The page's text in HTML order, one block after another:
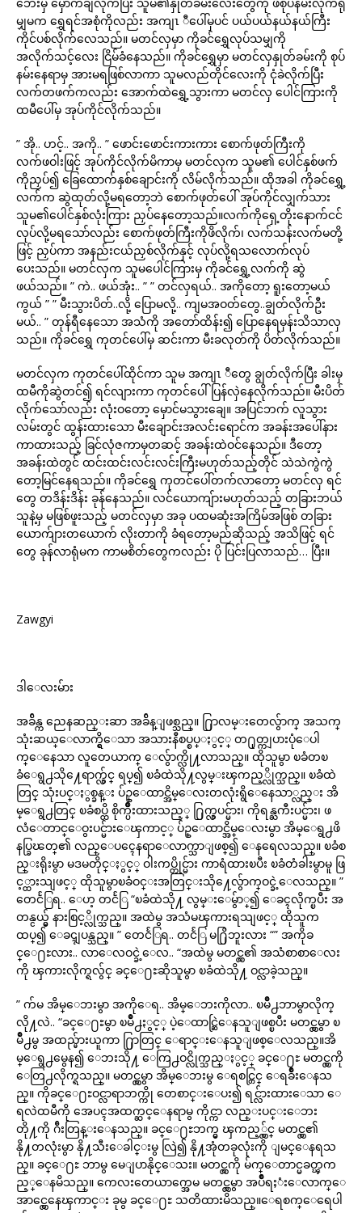
မျှမက ရွှေရင်အစုံကိုလည်း အကျၤ ီပေါ်မှပင် ပယ်ပယ်နယ်နယ်ကြီး
ကိုင်ပစ်လိုက်လေသည်။ မတင်လှမှာ ကိုခင်ရွှေလုပ်သမျှကို
အလိုက်သင့်လေး ငြိမ်ခံနေသည်။ ကိုခင်ရွှေမှာ မတင်လှနှုတ်ခမ်းကို စုပ်
နမ်းနေရာမှ အားမရဖြစ်လာကာ သူမလည်တိုင်လေးကို ငုံခဲလိုက်ပြီး
လက်တဖက်ကလည်း အောက်ထဲရွှေ့သွားကာ မတင်လှ ပေါင်ကြားကို
ထမီပေါ်မှ အုပ်ကိုင်လိုက်သည်။
” အို.. ဟင့်.. အကို.. ” ဖောင်းဖောင်းကားကား စောက်ဖုတ်ကြီးကို
လက်ဖဝါးဖြင့် အုပ်ကိုင်လိုက်မိကာမှ မတင်လှက သူမ၏ ပေါင်နှစ်ဖက်
ကိုညှပ်၍ ခြေထောက်နှစ်ချောင်းကို လိမ်လိုက်သည်။ ထိုအခါ ကိုခင်ရွှေ့
လက်က ဆွဲထုတ်လို့မရတော့ဘဲ စောက်ဖုတ်ပေါ် အုပ်ကိုင်လျှက်သား
သူမ၏ပေါင်နှစ်လုံးကြား ညှပ်နေတော့သည်။လက်ကိုရှေ့တိုးနောက်ငင်
လုပ်လို့မရသော်လည်း စောက်ဖုတ်ကြီးကိုဖိလိုက်၊ လက်သန်းလက်မတို့
ဖြင့် ညှပ်ကာ အနည်းငယ်ညှစ်လိုက်နှင့် လုပ်လို့ရသလောက်လုပ်
ပေးသည်။ မတင်လှက သူမပေါင်ကြားမှ ကိုခင်ရွှေ့လက်ကို ဆွဲ
ဖယ်သည်။ ” ကဲ.. ဖယ်အုံး.. ” ” တင်လှရယ်.. အကိုတော့ ရူးတော့မယ်
ကွယ် ” ” မီးသွားပိတ်..လို့ ပြောမလို့.. ကျမအဝတ်တွေ..ချွတ်လိုက်ဦး
မယ်.. ” တုန်ရီနေသော အသံကို အတော်ထိန်း၍ ပြောနေရမှန်းသိသာလှ
သည်။ ကိုခင်ရွှေ ကုတင်ပေါ်မှ ဆင်းကာ မီးခလုတ်ကို ပိတ်လိုက်သည်။
မတင်လှက ကုတင်ပေါ်ထိုင်ကာ သူမ အကျၤ ီတွေ ချွတ်လိုက်ပြီး ခါးမှ
ထမီကိုဆွဲတင်၍ ရင်လျားကာ ကုတင်ပေါ်ပြန်လှဲနေလိုက်သည်။ မီးပိတ်
လိုက်သော်လည်း လုံးဝတော့ မှောင်မသွားချေ။ အပြင်ဘက် လူသွား
လမ်းတွင် ထွန်းထားသော မီးချောင်းအလင်းရောင်က အခန်းအပေါ်နား
ကာထားသည့် ခြင်လုံဇကာမှတဆင့် အခန်းထဲဝင်နေသည်။ ဒီတော့
အခန်းထဲတွင် ထင်းထင်းလင်းလင်းကြီးမဟုတ်သည့်တိုင် သဲသဲကွဲကွဲ
တော့မြင်နေရသည်။ ကိုခင်ရွှေ ကုတင်ပေါ်တက်လာတော့ မတင်လှ ရင်
တွေ တဒိန်းဒိန်း ခုန်နေသည်။ လင်ယောကျ်ားမဟုတ်သည့် တခြားဘယ်
သူနဲ့မှ မဖြစ်ဖူးသည့် မတင်လှမှာ အခု ပထမဆုံးအကြိမ်အဖြစ် တခြား
ယောက်ျားတယောက် လိုးတာကို ခံရတော့မည်ဆိုသည့် အသိဖြင့် ရင်
တွေ ခုန်လာရုံမက ကာမစိတ်တွေကလည်း ပို ပြင်းပြလာသည်… ပြီး။
Zawgyi
ဒါေလးမ်ား
အခ်ိန္က ညေနဆည္းဆာ အခ်ိန္ျဖစ္သည္။ ႐ြာလမ္းတေလွ်ာက္ အသက္
သုံးဆယ္ေလာက္ရွိေသာ အသားနီစပ္စပ္ႏွင့္ တ႐ုတ္ကျပားပုံေပါ
က္ေနေသာ လူတေယာက္ ေလွ်ာက္လို႔လာသည္။ ထိုသူမွာ ၿခံတၿ
ခံေရွ႕သို႔ေရာက္လွ်င္ ရပ္၍ ၿခံထဲသို႔လွမ္းၾကည့္လိုက္သည္။ ၿခံထဲ
တြင္ သုံးပင္ႏွစ္ခန္း ပ်ဥ္ေထာင္အိမ္ေလးတလုံးရွိေနေသာ္လည္း အိ
မ္ေရွ႕တြင္ ၿခံစပ္ထိ စိုက္ပ်ိဳးထားသည့္ ႐ြက္လွပင္မ်ား၊ ကိုရန္ႀကီးပင္မ်ား၊ ဖ
လံေတာင္ေဝွးပင္မ်ားေၾကာင့္ ပ်ဥ္ေထာင္အိမ္ေလးမွာ အိမ္ေရွ႕ဖိ
နပ္ခြၽတ္၏ လည္ေပၚေနရာေလာက္သာျဖစ္၍ ေနရေလသည္။ ၿခံစ
ည္းရိုးမွာ မဒမတိုင္ႏွင့္ ဝါးကပ္တိုင္မ်ား ကာရံထားၿပီး ၿခံတံခါးမွာမူ ဖြ
င့္ထားသျဖင့္ ထိုသူမွာၿခံဝင္းအတြင္းသို႔ေလွ်ာက္ဝင္ခဲ့ေလသည္။ ”
တေငႅြရ.. ေဟ့ တငႅြ “ၿခံထဲသို႔ လွမ္းေမွ်ာ္၍ ေခၚလိုက္ၿပီး အ
တန္ငယ္မွ် နားစြင့္လိုက္သည္။ အထဲမွ အသံမၾကားရသျဖင့္ ထိုသူက
ထပ္၍ ေခၚျပန္သည္။ ” တေငႅြရ.. တငႅြ မ႐ြိဘူးလား “” အကိုခ
င္ေ႐ႊလား.. လာေလဝင္ခဲ့ေလ.. “အထဲမွ မတင္လွ၏ အသံစာစာေလး
ကို ၾကားလိုက္ရလွ်င္ ခင္ေ႐ႊဆိုသူမွာ ၿခံထဲသို႔ ဝင္လာခဲ့သည္။
” က်မ အိမ္ေဘးမွာ အကိုေရ.. အိမ္ေဘးကိုလာ.. ၿမိဳ႕ဘာမွာလိုက္
လို႔လဲ.. “ခင္ေ႐ႊမွာ ၿမိဳ႕ႏွင့္ ပဲ့ေထာင္ဆြဲေနသူျဖစ္ၿပီး မတင္လွမွာ ၿ
မိဳ႕မွ အထည္မ်ားယူကာ ႐ြာတြင္ ေရာင္းေနသူျဖစ္ေလသည္။အိ
မ္ေရွ႕မွေန၍ ေဘးသို႔ ေကြ႕ဝင္လိုက္သည္ႏွင့္ ခင္ေ႐ႊ မတင္လွကို
ေတြ႕လိုက္ရသည္။ မတင္လွမွာ အိမ္ေဘးမွ ေရစင္တြင္ ေရခ်ိဳးေနသ
ည္။ ကိုခင္ေ႐ႊဝင္လာရာဘက္ကို တေစာင္းေပး၍ ရင္လ်ားထားေသာ ေ
ရလဲထမီကို အေပၚအထက္ဆင္ေနရာမွ ကိုင္ကာ လည္းပင္းေဘး
တို႔ကို ဂ်ီးတြန္းေနသည္။ ခင္ေ႐ႊဘက္မွ ၾကည့္လွ်င္ မတင္လွ၏
နို႔တလုံးမွာ နို႔သီးေခါင္းမွ လြဲ၍ နို႔အုံတခုလုံးကို ျမင္ေနရသ
ည္။ ခင္ေ႐ႊ ဘာမွ မေျပာနိုင္ေသး။ မတင္လွကို မ်က္ေတာင္မခတ္ၾက
ည့္ေနမိသည္။ ကေလးတေယာက္အေမ မတင္လွမွာ အပ်ိဳရႈံးေလာက္ေ
အာင္လွေနေၾကာင္း ခုမွ ခင္ေ႐ႊ သတိထားမိသည္။ေရစက္ေရေပါ